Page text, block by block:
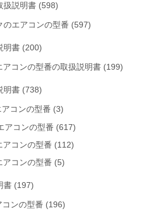
扱説明書 (598)
のエアコンの型番 (597)
明書 (200)
コンの型番の取扱説明書 (199)
明書 (738)
コンの型番 (3)
アコンの型番 (617)
アコンの型番 (112)
アコンの型番 (5)
書 (197)
ンの型番 (196)